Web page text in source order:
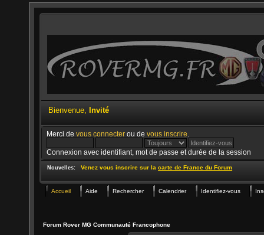
Bienvenue, Invité
Merci devous connecter ou devous inscrire
Connexion avec identifiant, mot de passe et durée de la session
Nouvelles: Venez vous inscrire sur lacarte de France du Forum
Accueil Aide Rechercher Calendrier Identifiez-vous
Forum Rover MG Communauté Francophone